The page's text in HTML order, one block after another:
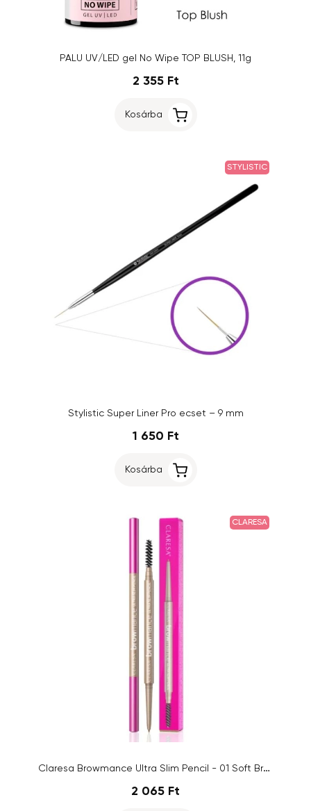
PALU UV/LED gel No Wipe TOP BLUSH, 11g
2 355 Ft
Kosárba
STYLISTIC
Stylistic Super Liner Pro ecset – 9 mm
1 650 Ft
Kosárba
CLARESA
Claresa Browmance Ultra Slim Pencil - 01 Soft Brown
2 065 Ft